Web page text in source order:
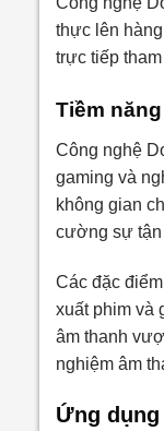
thực lên
trực tiếp
Tiềm
Công nghệ
gaming và
không gian
cường sự tận
Các đặc
xuất phim và
âm thanh
nghiệm âm
Ứng